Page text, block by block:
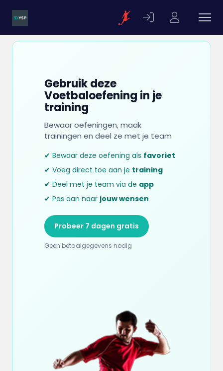
Gebruik deze
Voetbaloefening in je
training
Bewaar oefeningen, maak
trainingen en deel ze met je team
✔ Bewaar deze oefening als favoriet
✔ Voeg direct toe aan je training
✔ Deel met je team via de app
✔ Pas aan naar jouw wensen
Probeer 7 dagen gratis
Geen betaalgegevens nodig